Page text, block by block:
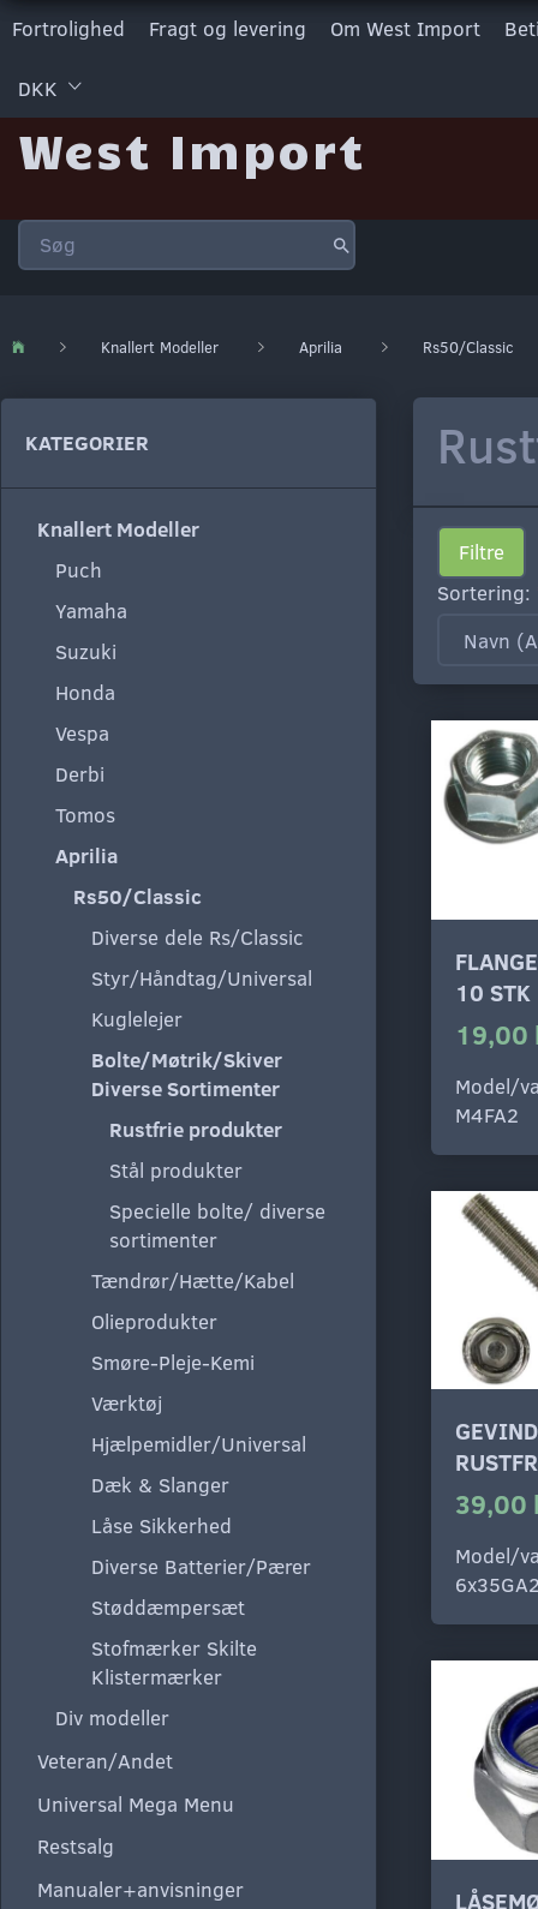
Fortrolighed Fragt og levering Om West Import
DKK
West Import
Knallert Modeller Aprilia Rs50/Classic
KATEGORIER
Knallert Modeller
Puch
Yamaha
Suzuki
Honda
Vespa
Derbi
Tomos
Aprilia
Rs50/Classic
Diverse dele Rs/Classic
Styr/Håndtag/Universal
Kuglelejer
Bolte/Møtrik/Skiver
Diverse Sortimenter
Rustfrie produkter
Stål produkter
Specielle bolte/ diverse
sortimenter
Tændrør/Hætte/Kabel
Olieprodukter
Smøre-Pleje-Kemi
Værktøj
Hjælpemidler/Universal
Dæk & Slanger
Låse Sikkerhed
Diverse Batterier/Pærer
Støddæmpersæt
Stofmærker Skilte
Klistermærker
Div modeller
Veteran/Andet
Universal Mega Menu
Restsalg
Manualer+anvisninger
Filtre
Sortering:
10 STK
19,00
Model/
M4FA2
39,00
Model/